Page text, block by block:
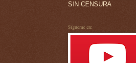
SIN CENSURA
Sígueme en: